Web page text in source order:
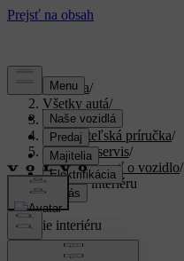
Podpora/
Všetky autá/
XC40 2024/
Používateľská príručka/
Údržba a servis/
Starostlivosť o vozidlo/
Čistenie interiéru
Čistenie interiéru